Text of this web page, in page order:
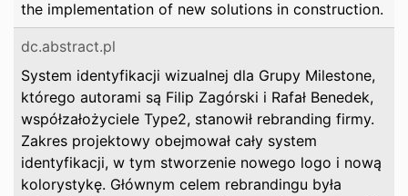
the implementation of new solutions in construction.
dc.abstract.pl
System identyfikacji wizualnej dla Grupy Milestone,
którego autorami są Filip Zagórski i Rafał Benedek,
współzałożyciele Type2, stanowił rebranding firmy.
Zakres projektowy obejmował cały system
identyfikacji, w tym stworzenie nowego logo i nową
kolorystykę. Głównym celem rebrandingu była